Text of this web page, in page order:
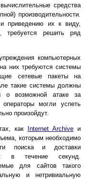
средства
производительности.
приведению их к виду,
требуется решить ряд
компьютерных
них требуются системы
сетевые пакеты на
такие системы должны
о возможной атаке за
могли успеть
произойдут.
как Internet Archiveи
которым необходимо
поиска и доставки
в течение секунд.
для сайтов такого
и нетривиальную